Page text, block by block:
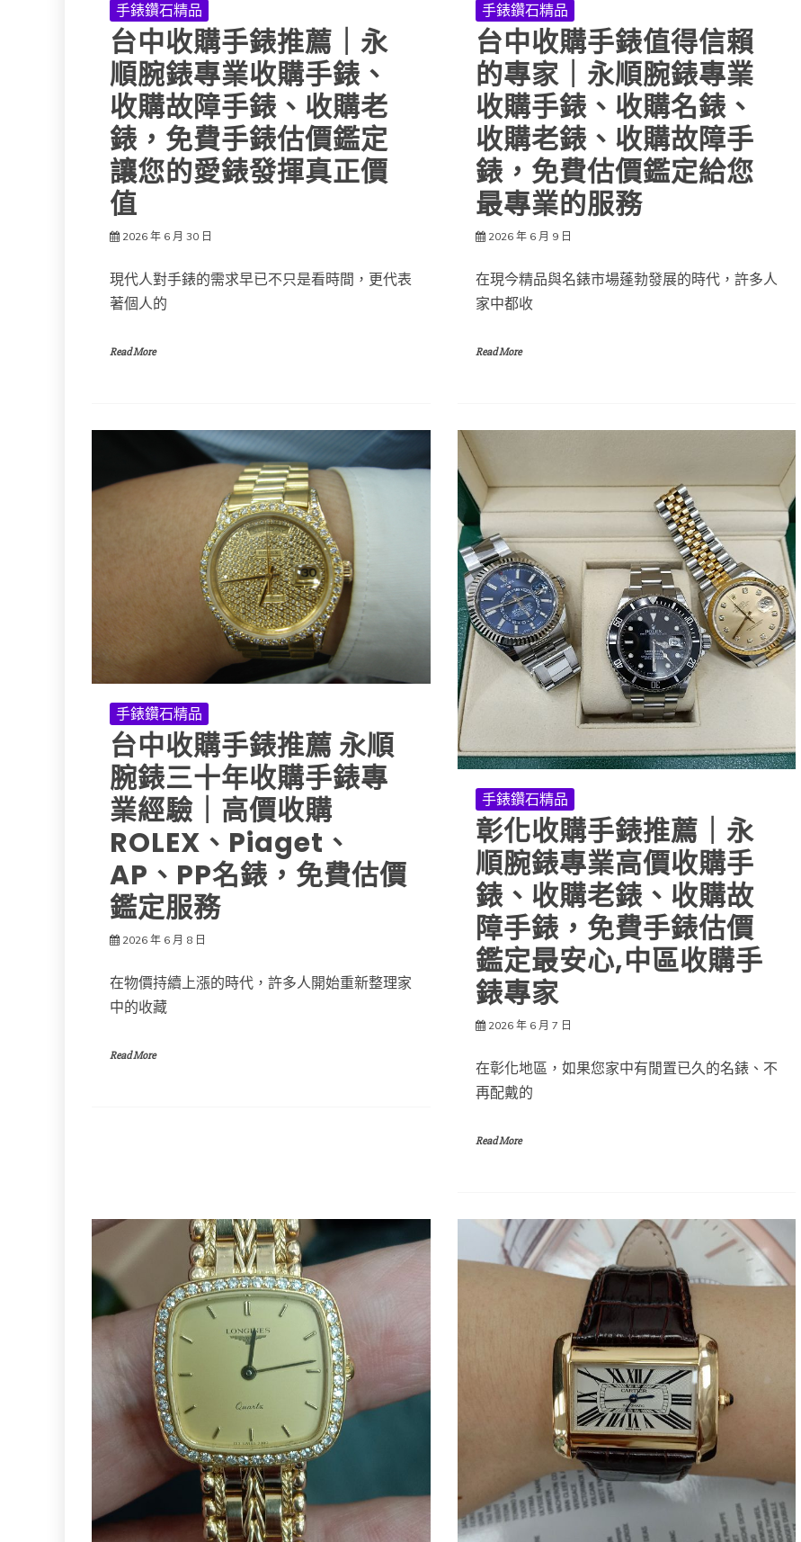
手錶鑽石精品
台中收購手錶推薦｜永
順腕錶專業收購手錶、
收購故障手錶、收購老
錶，免費手錶估價鑑定
讓您的愛錶發揮真正價
值
2026 年 6 月 30 日
現代人對手錶的需求早已不只是看時間，更代表
著個人的
Read More
手錶鑽石精品
台中收購手錶值得信賴
的專家｜永順腕錶專業
收購手錶、收購名錶、
收購老錶、收購故障手
錶，免費估價鑑定給您
最專業的服務
2026 年 6 月 9 日
在現今精品與名錶市場蓬勃發展的時代，許多人
家中都收
Read More
手錶鑽石精品
台中收購手錶推薦 永順
腕錶三十年收購手錶專
業經驗｜高價收購
ROLEX、Piaget、
AP、PP名錶，免費估價
鑑定服務
2026 年 6 月 8 日
在物價持續上漲的時代，許多人開始重新整理家
中的收藏
Read More
手錶鑽石精品
彰化收購手錶推薦｜永
順腕錶專業高價收購手
錶、收購老錶、收購故
障手錶，免費手錶估價
鑑定最安心,中區收購手
錶專家
2026 年 6 月 7 日
在彰化地區，如果您家中有閒置已久的名錶、不
再配戴的
Read More